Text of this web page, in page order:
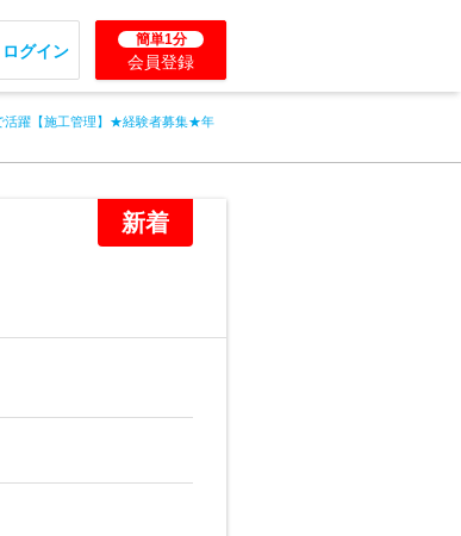
ログイン
簡単1分
会員登録
活躍【施工管理】★経験者募集★年
新着